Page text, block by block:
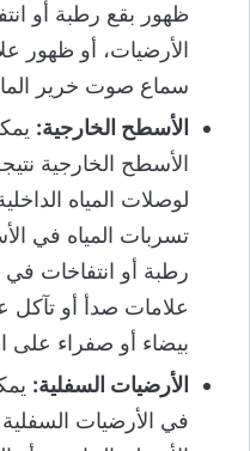
ظهور بقع رطبة أو
الأرضيات، أو ظهور
سماع صوت خرير
الأسطح الخارجية:
الأسطح الخارجية
لوصلات المياه
تسربات المياه في
رطبة أو انتفاخات في
علامات صدأ أو تآكل
بيضاء أو صفراء على
الأرضيات السفلية:
في الأرضيات